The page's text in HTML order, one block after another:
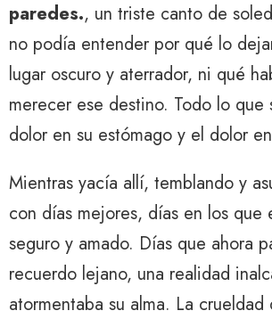
paredes., un triste canto de
no podía entender por qué lo
lugar oscuro y aterrador, ni qué
merecer ese destino. Todo lo que
dolor en su estómago y el dolor
Mientras yacía allí, temblando y
con días mejores, días en los que
seguro y amado. Días que ahora
recuerdo lejano, una realidad
atormentaba su alma. La